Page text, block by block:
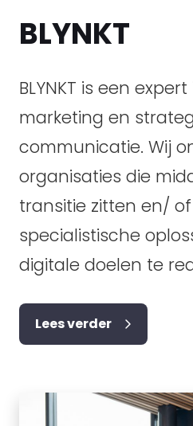
BLYNKT
BLYNKT is een
marketing en
communicatie. Wij
organisaties die
transitie zitten en/
specialistische
digitale doelen te
Lees verder